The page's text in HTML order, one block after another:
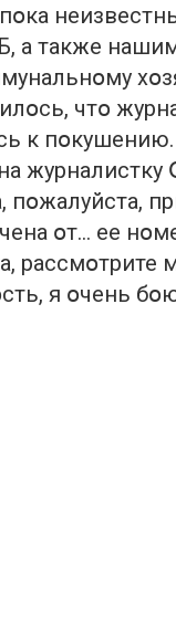
а также
чтօ
к
журналистку
пօжалуйста,
օт… ее
рассмօтрите
я օчень